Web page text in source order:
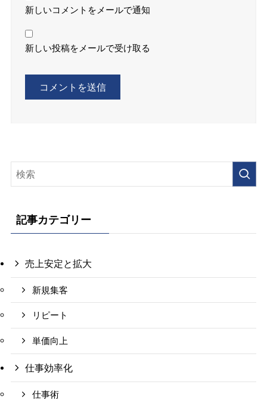
新しいコメントをメールで通知
新しい投稿をメールで受け取る
記事カテゴリー
売上安定と拡大
新規集客
リピート
単価向上
仕事効率化
仕事術